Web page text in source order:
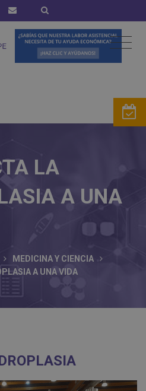
LA
A UNA
MEDICINA Y CIENCIA
A UNA VIDA